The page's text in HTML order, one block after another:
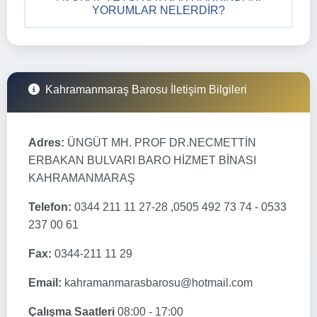
YORUMLAR NELERDIR?
Kahramanmaraş Barosu İletişim Bilgileri
Adres: ÜNGÜT MH. PROF DR.NECMETTİN
ERBAKAN BULVARI BARO HİZMET BİNASI
KAHRAMANMARAŞ
Telefon: 0344 211 11 27-28 ,0505 492 73 74 - 0533
237 00 61
Fax: 0344-211 11 29
Email: kahramanmarasbarosu@hotmail.com
Çalışma Saatleri 08:00 - 17:00